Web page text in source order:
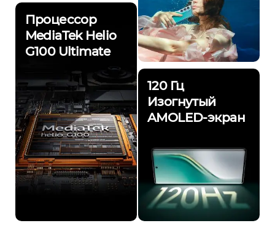
Процессор
MediaTek Helio
G100 Ultimate
120 Гц
Изогнутый
AMOLED-экран